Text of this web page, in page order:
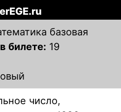
базовая
билете: 19
число,